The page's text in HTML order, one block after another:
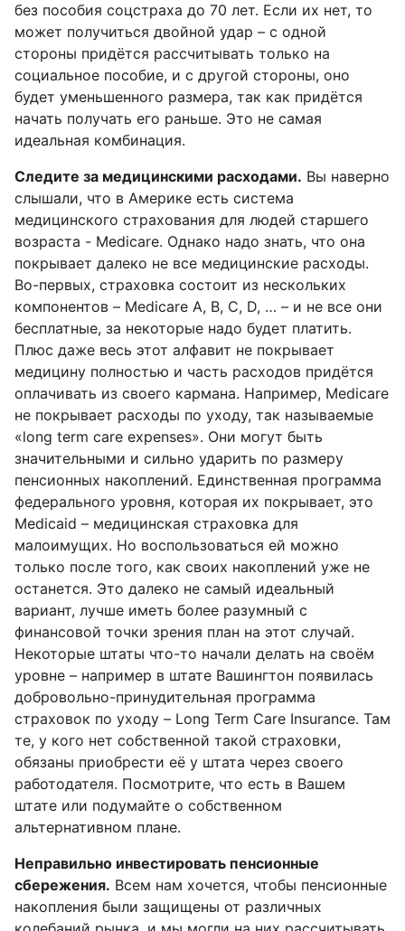
без пособия соцстраха до 70 лет. Если их нет, то
может получиться двойной удар – с одной
стороны придётся рассчитывать только на
социальное пособие, и с другой стороны, оно
будет уменьшенного размера, так как придётся
начать получать его раньше. Это не самая
идеальная комбинация.
Следите за медицинскими расходами. Вы наверно
слышали, что в Америке есть система
медицинского страхования для людей старшего
возраста - Medicare. Однако надо знать, что она
покрывает далеко не все медицинские расходы.
Во-первых, страховка состоит из нескольких
компонентов – Medicare A, B, C, D, … – и не все они
бесплатные, за некоторые надо будет платить.
Плюс даже весь этот алфавит не покрывает
медицину полностью и часть расходов придётся
оплачивать из своего кармана. Например, Medicare
не покрывает расходы по уходу, так называемые
«long term care expenses». Они могут быть
значительными и сильно ударить по размеру
пенсионных накоплений. Единственная программа
федерального уровня, которая их покрывает, это
Medicaid – медицинская страховка для
малоимущих. Но воспользоваться ей можно
только после того, как своих накоплений уже не
останется. Это далеко не самый идеальный
вариант, лучше иметь более разумный с
финансовой точки зрения план на этот случай.
Некоторые штаты что-то начали делать на своём
уровне – например в штате Вашингтон появилась
добровольно-принудительная программа
страховок по уходу – Long Term Care Insurance. Там
те, у кого нет собственной такой страховки,
обязаны приобрести её у штата через своего
работодателя. Посмотрите, что есть в Вашем
штате или подумайте о собственном
альтернативном плане.
Неправильно инвестировать пенсионные
сбережения. Всем нам хочется, чтобы пенсионные
накопления были защищены от различных